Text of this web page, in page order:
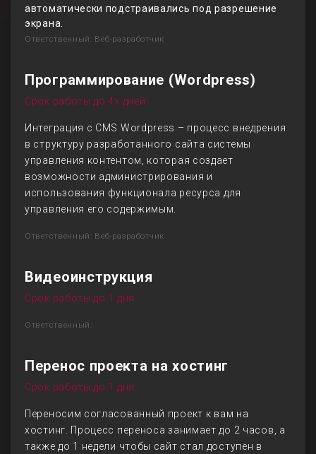
автоматически подстраивались под разрешение
экрана.
Ответственный: Веб-разработчик
Программирование (Wordpress)
Срок работы до 4х дней
Интеграция с CMS Wordpress – процесс внедрения
в структуру разработанного сайта системы
управления контентом, которая создает
возможности администрирования и
использования функционала ресурса для
управления его содержимым.
Ответственный: Веб-разработчик
Видеоинструкция
Срок работы до 1 дня
Ответственный:
Перенос проекта на хостинг
Срок работы до 1 дня
Переносим согласованный проект к вам на
хостинг. Процесс переноса занимает до 2 часов, а
также до 1 недели чтобы сайт стал доступен в